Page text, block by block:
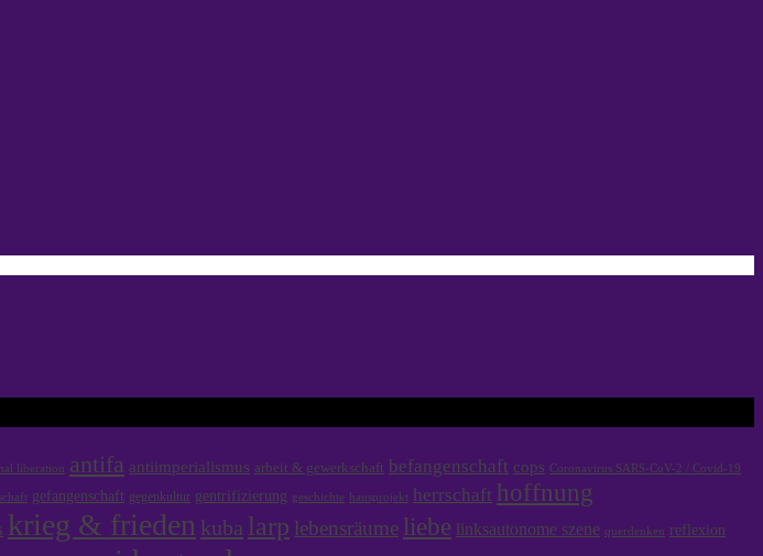
liberation antifa antiimperialismus arbeit & gewerkschaft befangenschaft cops Coronavirus SARS-CoV-2 / Covid-19
gefangenschaft gegenkultur gentrifizierung geschichte hausprojekt herrschaft hoffnung
krieg & frieden kuba larp lebensräume liebe linksautonome szene querdenken reflexion